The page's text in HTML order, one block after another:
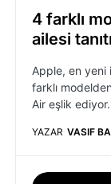
4 farklı
ailesi
Apple, en yeni
farklı
Air eşlik ediyor.
YAZAR VASIF